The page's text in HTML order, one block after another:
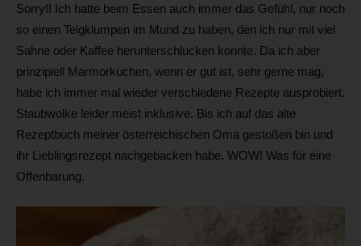
Sorry!! Ich hatte beim Essen auch immer das Gefühl, nur noch
so einen Teigklumpen im Mund zu haben, den ich nur mit viel
Sahne oder Kaffee herunterschlucken konnte. Da ich aber
prinzipiell Marmorkuchen, wenn er gut ist, sehr gerne mag,
habe ich immer mal wieder verschiedene Rezepte ausprobiert.
Staubwolke leider meist inklusive. Bis ich auf das alte
Rezeptbuch meiner österreichischen Oma gestoßen bin und
ihr Lieblingsrezept nachgebacken habe. WOW! Was für eine
Offenbarung.